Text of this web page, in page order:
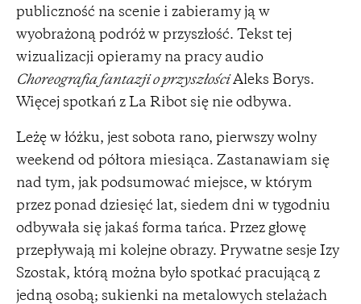
publiczność na scenie i zabieramy ją w
wyobrażoną podróż w przyszłość. Tekst tej
wizualizacji opieramy na pracy audio
Choreografia fantazji o przyszłościAleks Borys.
Więcej spotkań z La Ribot się nie odbywa.
Leżę w łóżku, jest sobota rano, pierwszy wolny
weekend od półtora miesiąca. Zastanawiam się
nad tym, jak podsumować miejsce, w którym
przez ponad dziesięć lat, siedem dni w tygodniu
odbywała się jakaś forma tańca. Przez głowę
przepływają mi kolejne obrazy. Prywatne sesje Izy
Szostak, którą można było spotkać pracującą z
jedną osobą; sukienki na metalowych stelażach